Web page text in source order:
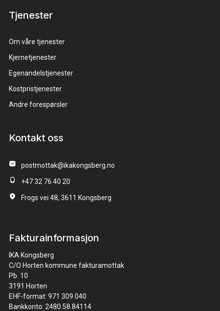
Tjenester
Om våre tjenester
Kjernetjenester
Egenandelstjenester
Kostpristjenester
Andre forespørsler
Kontakt oss
postmottak@ikakongsberg.no
+47 32 76 40 20
Frogs vei 48, 3611 Kongsberg
Fakturainformasjon
IKA Kongsberg
C/O Horten kommune fakturamottak
Pb. 10
3191 Horten
EHF-format: 971 309 040
Bankkonto: 2480.58.84114